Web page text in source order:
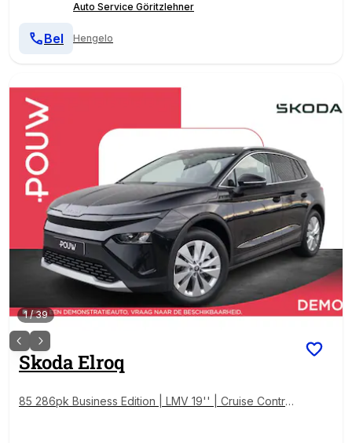
Auto Service Göritzlehner
Hengelo
Bel
1/39
SkodaElroq
85 286pk Business Edition | LMV 19'' | Cruise Control